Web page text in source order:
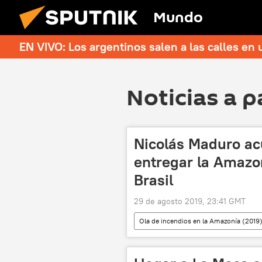
Mundo
EN VIVO: Los argentinos salen a las calles
Noticias a
Nicolás Maduro
entregar la
Brasil
29 de agosto 2019, 23:41 GMT
Ola de incendios en la Amazonía (2019)
Jair Bolsonaro
Nicolás